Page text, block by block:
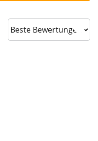
Sort reviews